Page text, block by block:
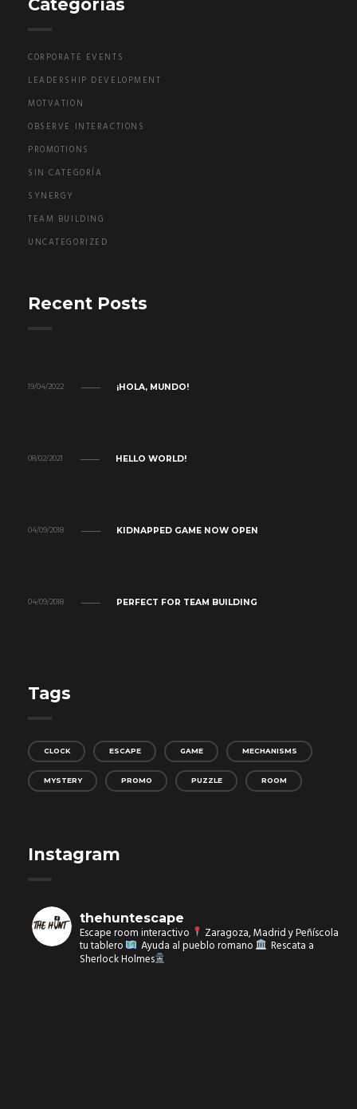
Categorías
CORPORATE EVENTS
LEADERSHIP DEVELOPMENT
MOTVATION
OBSERVE INTERACTIONS
PROMOTIONS
SIN CATEGORÍA
SYNERGY
TEAM BUILDING
UNCATEGORIZED
Recent Posts
19/04/2022 ¡HOLA, MUNDO!
08/02/2021 HELLO WORLD!
04/09/2018 KIDNAPPED GAME NOW OPEN
04/09/2018 PERFECT FOR TEAM BUILDING
Tags
CLOCK ESCAPE GAME MECHANISMS
MYSTERY PROMO PUZZLE ROOM
Instagram
thehuntescape
Escape room interactivo Zaragoza, Madrid y Peñíscola
tu tablero Ayuda al pueblo romano Rescata a
Sherlock Holmes